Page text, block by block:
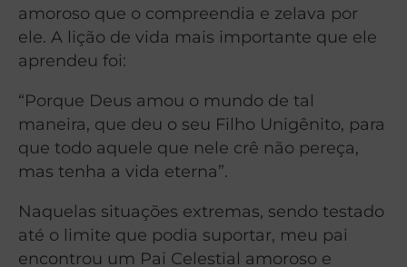
amoroso que o compreendia e zelava por
ele. A lição de vida mais importante que ele
aprendeu foi:
“Porque Deus amou o mundo de tal
maneira, que deu o seu Filho Unigênito, para
que todo aquele que nele crê não pereça,
mas tenha a vida eterna”.
Naquelas situações extremas, sendo testado
até o limite que podia suportar, meu pai
encontrou um Pai Celestial amoroso e